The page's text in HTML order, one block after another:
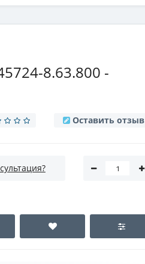
8.63.800 -
Оставить отзыв